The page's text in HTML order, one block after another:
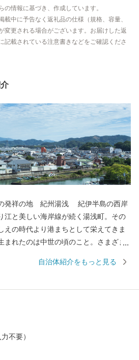
の情報に基づき、作成しています。
載中に予告なく返礼品の仕様（規格、容量、
変更される場合がございます。お届けした返
記載されている注意書きなどをご確認くださ
紀州湯浅 紀伊半島の西岸
江と美しい海岸線が続く湯浅町。その
えの時代より港まちとして栄えてきま
まれたのは中世の頃のこと。さまざま
、和食の味の決め手である醤油づくり
いる「美味しい日本遺産」ともいえる
自治体紹介をもっと見る
不要）